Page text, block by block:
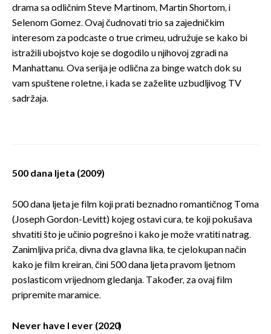
drama sa odličnim Steve Martinom, Martin Shortom, i
Selenom Gomez. Ovaj čudnovati trio sa zajedničkim
interesom za podcaste o true crimeu, udružuje se kako bi
istražili ubojstvo koje se dogodilo u njihovoj zgradi na
Manhattanu. Ova serija je odlična za binge watch dok su
vam spuštene roletne, i kada se zaželite uzbudljivog TV
sadržaja.
500 dana ljeta (2009)
500 dana ljeta je film koji prati beznadno romantičnog Toma
(Joseph Gordon-Levitt) kojeg ostavi cura, te koji pokušava
shvatiti što je učinio pogrešno i kako je može vratiti natrag.
Zanimljiva priča, divna dva glavna lika, te cjelokupan način
kako je film kreiran, čini 500 dana ljeta pravom ljetnom
poslasticom vrijednom gledanja. Također, za ovaj film
pripremite maramice.
Never have I ever (2020)